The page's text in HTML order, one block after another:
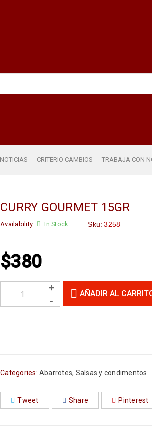
NOTICIAS CRITERIO CAMBIOS TRABAJA CON
CURRY GOURMET 15GR
Availability: In Stock Sku: 3258
$380
AÑADIR AL
Categories: Abarrotes, Salsas y condimentos
Tweet Share Pinterest